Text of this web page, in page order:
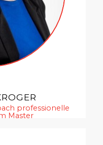
professionelle
Master